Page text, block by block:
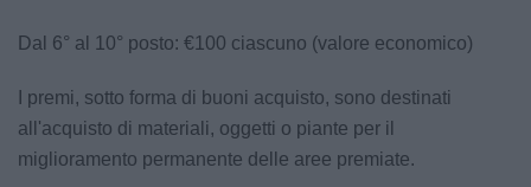
Dal 6° al 10° posto: €100 ciascuno (valore economico)
I premi, sotto forma di buoni acquisto, sono destinati
all'acquisto di materiali, oggetti o piante per il
miglioramento permanente delle aree premiate.